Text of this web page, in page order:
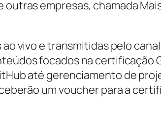
empresas, chamada
vivo e transmitidas pelo canal
focados na certificação
até gerenciamento de
um voucher para a